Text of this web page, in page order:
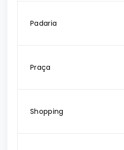
Padaria
Praça
Shopping